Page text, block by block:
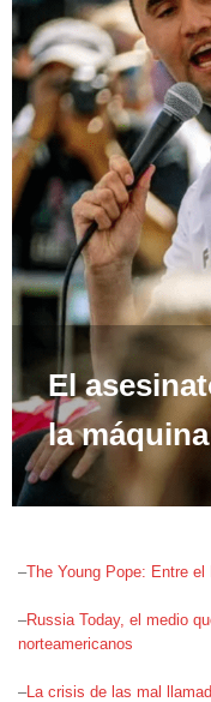
El
la
–The Young Pope: Entre
–Russia Today, el medio
norteamericanos
–La crisis de las mal